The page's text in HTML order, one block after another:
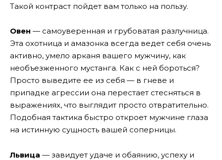
Такой контраст пойдет вам только на пользу.
Овен — самоуверенная и грубоватая разлучница.
Эта охотница и амазонка всегда ведет себя очень
активно, умело арканя вашего мужчину, как
необъезженного мустанга. Как с ней бороться?
Просто выведите ее из себя — в гневе и
припадке агрессии она перестает стесняться в
выражениях, что выглядит просто отвратительно.
Подобная тактика быстро откроет мужчине глаза
на истинную сущность вашей соперницы.
Львица — завидует удаче и обаянию, успеху и